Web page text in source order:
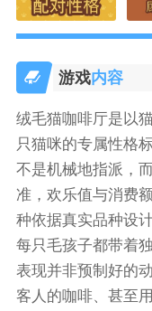
游戏内容
绒毛猫咖啡厅是以
只猫咪的专属性格
不是机械地指派，
准，欢乐值与消费
种依据真实品种设
每只毛孩子都带着
表现并非预制好的
客人的咖啡、甚至